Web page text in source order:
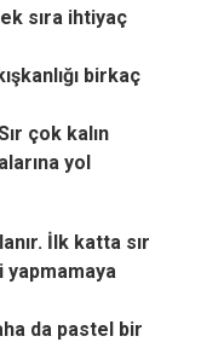
sıra ihtiyaç
birkaç
çok kalın
yol
İlk katta sır
da pastel bir